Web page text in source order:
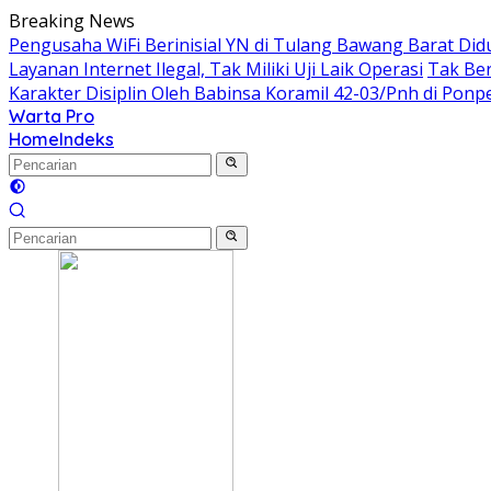
Langsung
ke
konten
Breaking News
Pengusaha WiFi Berinisial YN di Tulang Bawang Barat
Layanan Internet Ilegal, Tak Miliki Uji Laik Operasi Tak
Karakter Disiplin Oleh Babinsa Koramil 42-03/Pnh di
Warta Pro
Akurat
dan
Terpercaya
HomeIndeks